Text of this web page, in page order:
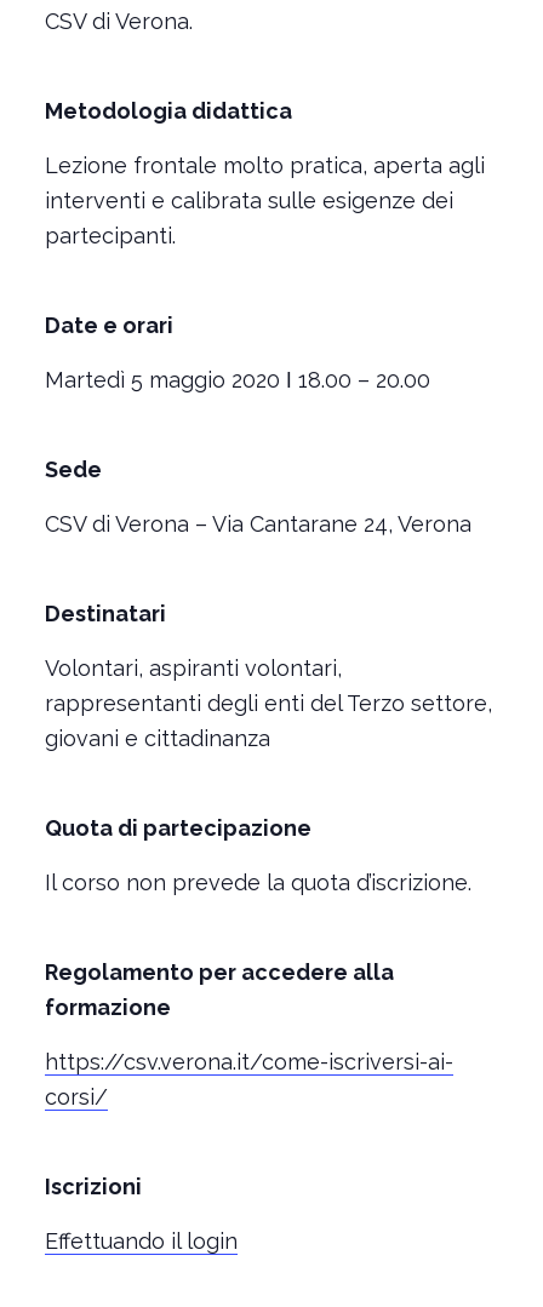
CSV di Verona.
Metodologia didattica
Lezione frontale molto pratica, aperta agli
interventi e calibrata sulle esigenze dei
partecipanti.
Date e orari
Martedì 5 maggio 2020 ǀ 18.00 – 20.00
Sede
CSV di Verona – Via Cantarane 24, Verona
Destinatari
Volontari, aspiranti volontari,
rappresentanti degli enti del Terzo settore,
giovani e cittadinanza
Quota di partecipazione
Il corso non prevede la quota d’iscrizione.
Regolamento per accedere alla
formazione
https://csv.verona.it/come-iscriversi-ai-
corsi/
Iscrizioni
Effettuando il login